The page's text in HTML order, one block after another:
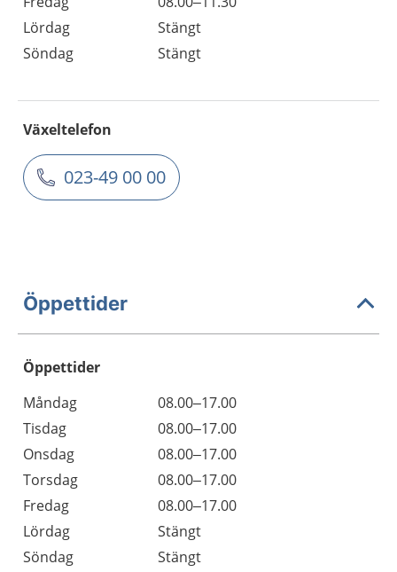
Lördag
Stängt
Söndag
Stängt
Växeltelefon
023-49 00 00
Öppettider
Öppettider
Dag
Öppettider
Kommentarer
Måndag
08.00–17.00
Tisdag
08.00–17.00
Onsdag
08.00–17.00
Torsdag
08.00–17.00
Fredag
08.00–17.00
Lördag
Stängt
Söndag
Stängt